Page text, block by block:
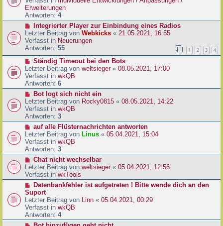
i
t
r
a
g
e
r
B
e
i
t
r
a
g
Erweiterungen
Antworten: 4
N
e
u
e
r
B
e
i
t
a
g
Integrierter Player zur Einbindung eines Radios
Letzter Beitrag von Webkicks « 21.05.2021, 16:55
Verfasst in Neuerungen
Antworten: 55 1 2 3 4
N
e
u
e
r
B
e
i
t
a
g
Ständig Timeout bei den Bots
Letzter Beitrag von weltsieger« 08.05.2021, 17:00
Verfasst in wkQB
Antworten: 6
N
e
u
e
r
B
e
i
t
a
g
Bot logt sich nicht ein
Letzter Beitrag von Rocky0815 « 08.05.2021, 14:22
Verfasst in wkQB
Antworten: 3
N
e
u
e
r
B
e
i
r
a
g
auf alle Flüsternachrichten antworten
Letzter Beitrag von Linus « 05.04.2021, 15:04
Verfasst in wkQB
Antworten: 3
N
e
u
e
B
e
i
t
Chat nicht wechselbar
Letzter Beitrag von weltsieger « 05.04.2021, 12:56
Verfasst in wkTools
N
e
u
e
r
B
Datenbankfehler ist aufgetreten ! Bitte wende dich an den
Suport
Letzter Beitrag von Linn « 05.04.2021, 00:29
Verfasst in wkQB
Antworten: 4